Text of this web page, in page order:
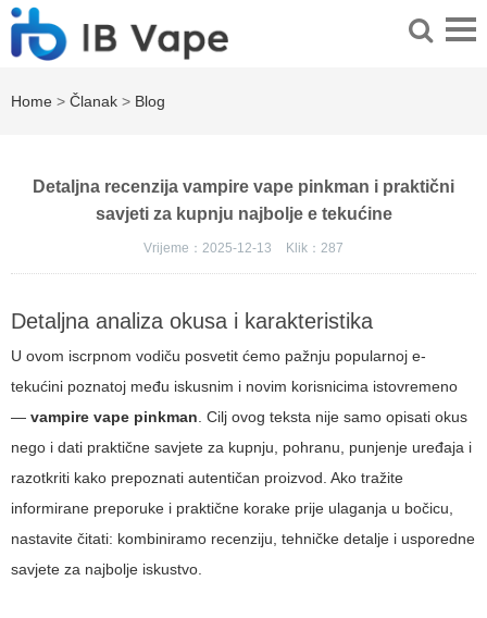
Home > Članak > Blog
Detaljna recenzija vampire vape pinkman i praktični
savjeti za kupnju najbolje e tekućine
Vrijeme：2025-12-13 Klik： 287
Detaljna analiza okusa i karakteristika
U ovom iscrpnom vodiču posvetit ćemo pažnju popularnoj e-
tekućini poznatoj među iskusnim i novim korisnicima istovremeno
— vampire vape pinkman. Cilj ovog teksta nije samo opisati okus
nego i dati praktične savjete za kupnju, pohranu, punjenje uređaja i
razotkriti kako prepoznati autentičan proizvod. Ako tražite
informirane preporuke i praktične korake prije ulaganja u bočicu,
nastavite čitati: kombiniramo recenziju, tehničke detalje i usporedne
savjete za najbolje iskustvo.